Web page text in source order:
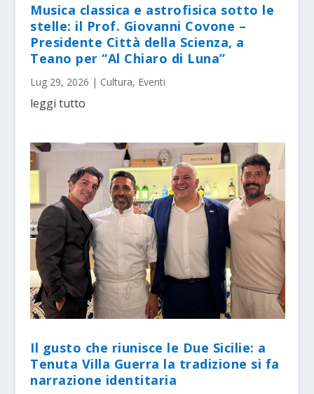
Musica classica e astrofisica sotto le
stelle: il Prof. Giovanni Covone –
Presidente Città della Scienza, a
Teano per “Al Chiaro di Luna”
Lug 29, 2026 | Cultura, Eventi
leggi tutto
Il gusto che riunisce le Due Sicilie: a
Tenuta Villa Guerra la tradizione si fa
narrazione identitaria